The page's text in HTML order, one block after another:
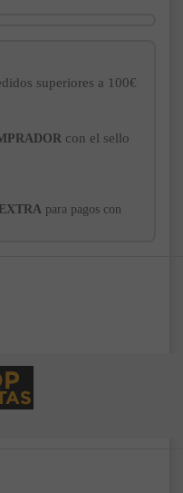
superiores a 100€
con el sello
para pagos con